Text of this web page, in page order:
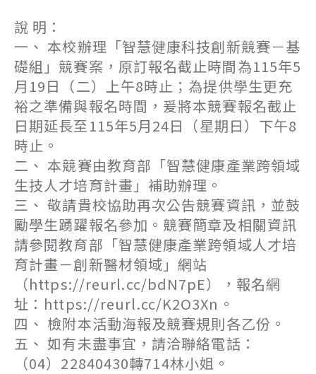
說 明：
一、 本校辦理「智慧健康科技創新競賽－基
礎組」競賽案，原訂報名截止時間為115年5
月19日（二）上午8時止；為提供學生更充
裕之準備與報名時間，爰將本競賽報名截止
日期延長至115年5月24日（星期日）下午8
時止。
二、 本競賽由教育部「智慧健康產業跨領域
生技人才培育計畫」補助辦理。
三、 敬請貴校協助再次公告競賽資訊，並鼓
勵學生踴躍報名參加。競賽簡章及相關資訊
請參閱教育部「智慧健康產業跨領域人才培
育計畫－創新醫材領域」網站
（https://reurl.cc/bdN7pE），報名網
址：https://reurl.cc/K2O3Xn。
四、 檢附本活動海報及競賽規則各乙份。
五、 如有未盡事宜，請洽聯絡電話：
（04）22840430轉714林小姐。